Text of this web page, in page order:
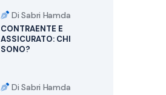
Di Sabri Hamda
CONTRAENTE E
ASSICURATO: CHI
SONO?
Di Sabri Hamda